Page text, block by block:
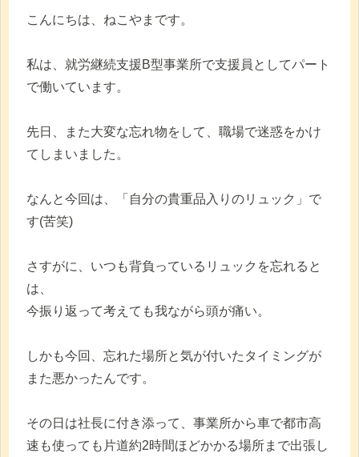
こんにちは、ねこやまです。
私は、就労継続支援B型事業所で支援員としてパート
で働いています。
先日、また大変な忘れ物をして、職場で迷惑をかけ
てしまいました。
なんと今回は、「自分の貴重品入りのリュック」で
す(苦笑)
さすがに、いつも背負っているリュックを忘れると
は、
今振り返って考えても我ながら頭が痛い。
しかも今回、忘れた場所と気が付いたタイミングが
また悪かったんです。
その日は社長に付き添って、事業所から車で都市高
速も使っても片道約2時間ほどかかる場所まで出張し